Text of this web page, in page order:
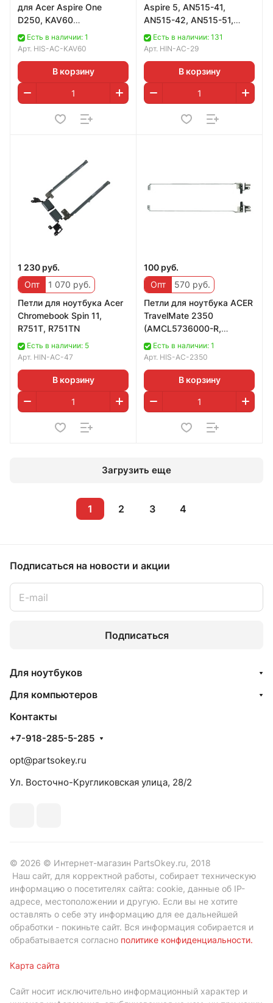
для Acer Aspire One
D250, KAV60
(AM084000110,
AM084000210)
Есть в наличии: 1
Арт. HIS-AC-KAV60
В корзину
Aspire 5, AN515-41,
AN515-42, AN515-51,
AN515-53 (long)
Есть в наличии: 131
Арт. HIN-AC-29
В корзину
1 230 руб.
Опт
1 070 руб.
Петли для ноутбука Acer
Chromebook Spin 11,
R751T, R751TN
Есть в наличии: 5
Арт. HIN-AC-47
В корзину
100 руб.
Опт
570 руб.
Петли для ноутбука ACER
TravelMate 2350
(AMCL5736000-R,
AMCL5736000-L)
Есть в наличии: 1
Арт. HIS-AC-2350
В корзину
Загрузить еще
1 2 3 4
Подписаться на новости и акции
Подписаться
Для ноутбуков
Для компьютеров
Контакты
+7-918-285-5-285
opt@partsokey.ru
Ул. Восточно-Кругликовская улица, 28/2
© 2026 © Интернет-магазин PartsOkey.ru, 2018
Наш сайт, для корректной работы, собирает техническую
информацию о посетителях сайта: cookie, данные об IP-
адресе, местоположении и другую. Если вы не хотите
оставлять о себе эту информацию для ее дальнейшей
обработки - покиньте сайт. Вся информация собирается и
обрабатывается согласно политике конфиденциальности.
Карта сайта
Сайт носит исключительно информационный характер и